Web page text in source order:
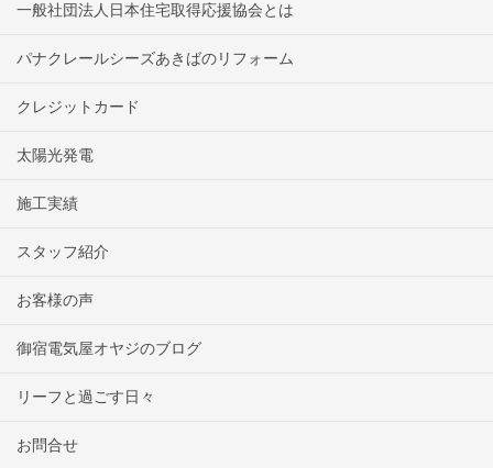
一般社団法人日本住宅取得応援協会とは
パナクレールシーズあきばのリフォーム
クレジットカード
太陽光発電
施工実績
スタッフ紹介
お客様の声
御宿電気屋オヤジのブログ
リーフと過ごす日々
お問合せ